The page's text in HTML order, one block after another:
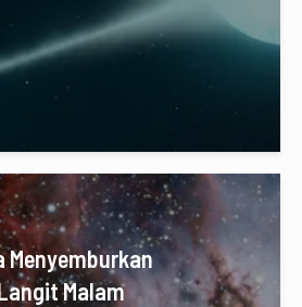
Menyemburkan
Malam